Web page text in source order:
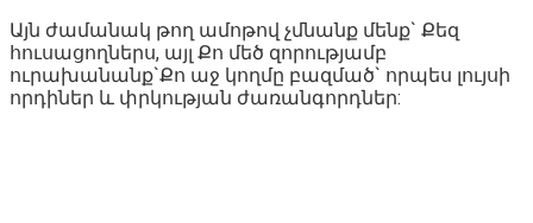
Այն ժամանակ թող ամոթով չմնանք մենք` Քեզ
հուսացողներս, այլ Քո մեծ զորությամբ
ուրախանանք`Քո աջ կողմը բազմած` որպես լույսի
որդիներ և փրկության ժառանգորդներ: